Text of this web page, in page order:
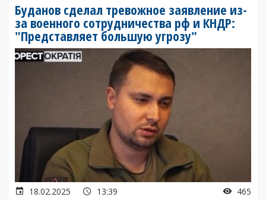
Буданов сделал тревожное заявление из-
за военного сотрудничества рф и КНДР:
"Представляет большую угрозу"
18.02.2025 13:39 465